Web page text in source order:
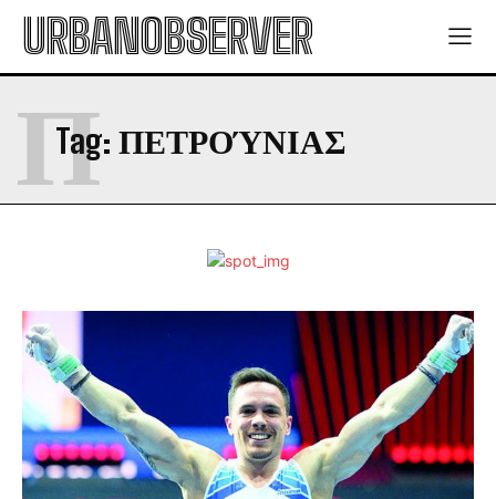
URBANOBSERVER
Tag: ΠΕΤΡΟΎΝΙΑΣ
Π